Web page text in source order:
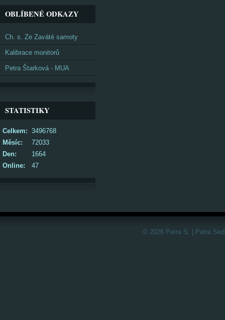
OBLÍBENÉ ODKAZY
Ch. s. Ze Zaváté samoty
Kalibrace monitorů
Petra Štarková - MUA
STATISTIKY
Online: 47
Celkem: 3496768
Měsíc:
72033
Den:
1664
© 2026 Petra S. | Petra